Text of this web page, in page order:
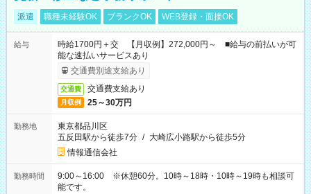
派遣 職種未経験OK ブランクOK WEB登録・面接OK
給与
時給1700円＋交 【月収例】272,000円～ ■給与の前払いが可
能な速払いサービスあり
交通費別途支給あり
交通費 交通費支給あり
月収例 25～30万円
勤務地
東京都品川区
五反田駅から徒歩7分 / 大崎広小路駅から徒歩5分
情報通信会社
勤務時間
9:00～16:00 ※休憩60分。10時～18時・10時～19時も相談可
能です。